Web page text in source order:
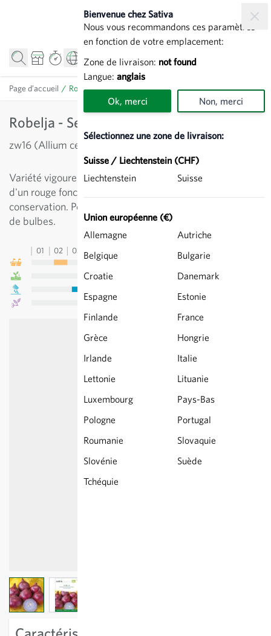
Bienvenue chez Sativa
Nous vous recommandons ces paramètres
en fonction de votre emplacement:
Zone de livraison: not found
Langue: anglais
Ok, merci Non, merci
Sélectionnez une zone de livraison:
Suisse / Liechtenstein (CHF)
Liechtenstein
Suisse
Union européenne (€)
Allemagne
Autriche
Belgique
Bulgarie
Croatie
Danemark
Espagne
Estonie
Finlande
France
Grèce
Hongrie
Irlande
Italie
Lettonie
Lituanie
Luxembourg
Pays-Bas
Pologne
Portugal
Roumanie
Slovaquie
Slovénie
Suède
Tchéquie
Page d’accueil / Robelja - Semences d'oignon
Robelja - Semences d'oignon
zw16 (Allium cepa)
Variété vigoureuse et rustique. Oignon rond à ovoïde.
d'un rouge foncé intense. Pour récolte en frais et la
conservation. Pour semis direct ou plantation sous forme
de bulbes.
01 02 03 04 09 10
View larger imageView larger image